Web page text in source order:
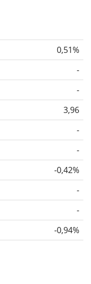
0,51%
-
-
3,96
-
-
-0,42%
-
-
-0,94%